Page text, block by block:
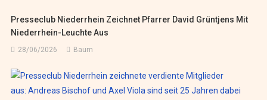
Presseclub Niederrhein Zeichnet Pfarrer David Grüntjens Mit
Niederrhein-Leuchte Aus
28/06/2026 Baum